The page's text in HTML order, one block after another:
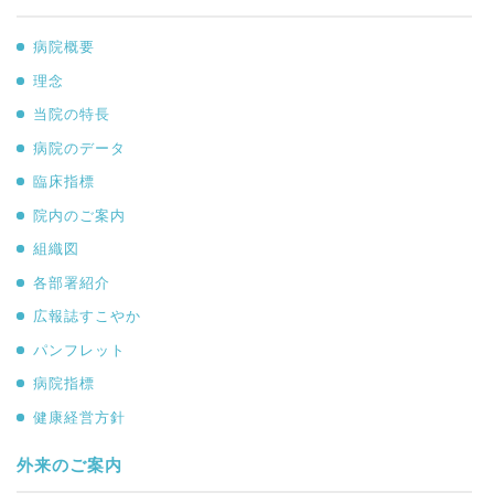
病院概要
理念
当院の特長
病院のデータ
臨床指標
院内のご案内
組織図
各部署紹介
広報誌すこやか
パンフレット
病院指標
健康経営方針
外来のご案内